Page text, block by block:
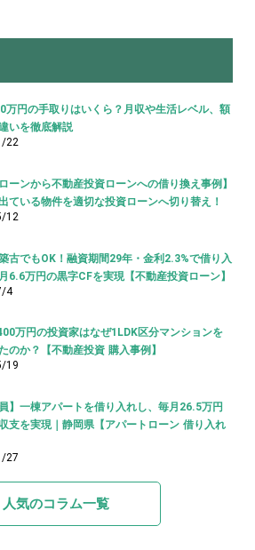
万円の手取りはいくら？月収や生活レベル、額
いを徹底解説
22
ローンから不動産投資ローンへの借り換え事例】
ている物件を適切な投資ローンへ切り替え！
12
古でもOK！融資期間29年・金利2.3%で借り入
6.6万円の黒字CFを実現【不動産投資ローン】
4
万円の投資家はなぜ1LDK区分マンションを
のか？【不動産投資 購入事例】
19
員】一棟アパートを借り入れし、毎月26.5万円
支を実現｜静岡県【アパートローン 借り入れ
27
人気のコラム一覧